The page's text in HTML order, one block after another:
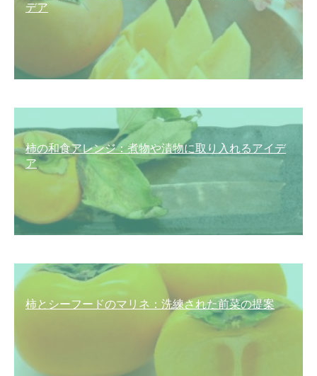
デア
柿の和食アレンジ：煮物や漬物に取り入れるアイデ
ア
柿とシーフードのマリネ：洗練された前菜の提案